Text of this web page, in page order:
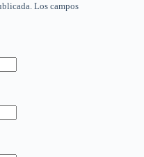
Los campos